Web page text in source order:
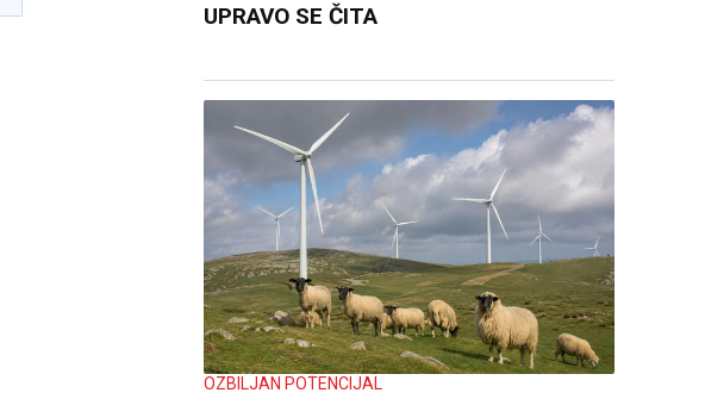
UPRAVO SE ČITA
OZBILJAN POTENCIJAL